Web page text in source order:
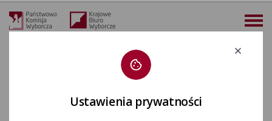
Deklaracja dostępności
Ustawienia prywatności